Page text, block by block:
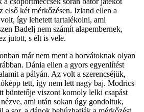
első két mérkőzésen. Izland ellen a
így lehetett tartalékolni, ami
Badelj nem számít alapembernek,
jutott, s élt is vele.
már nem ment a horvátoknak olyan
Dánia ellen a gyors egyenlítést
a pályán. Az volt a szerencséjük,
tett, így nem lett nagy baj. Modrics
büntetője viszont komoly lelki csapást
ami után sokan úgy gondoltuk,